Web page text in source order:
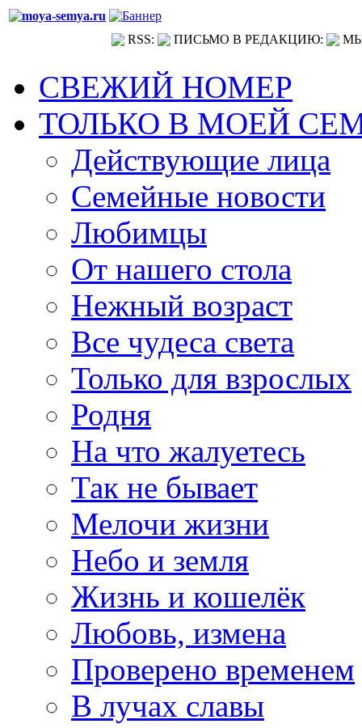
RSS: ПИСЬМО В РЕДАКЦИЮ:
СВЕЖИЙ НОМЕР
ТОЛЬКО В МОЕЙ
Действующие лица
Семейные новости
Любимцы
От нашего стола
Нежный возраст
Все чудеса света
Только для взрослых
Родня
На что жалуетесь
Так не бывает
Мелочи жизни
Небо и земля
Жизнь и кошелёк
Любовь, измена
Проверено временем
В лучах славы